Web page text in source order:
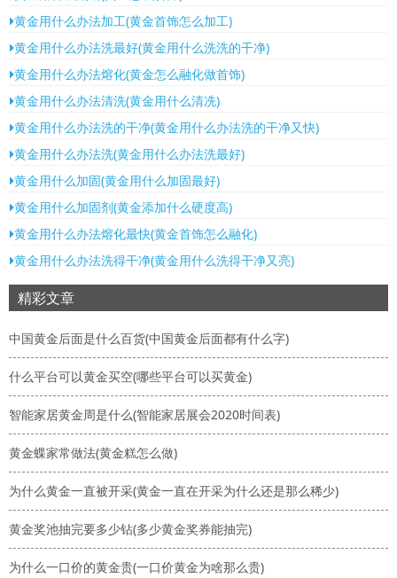
黄金用什么办法加工(黄金首饰怎么加工)
黄金用什么办法洗最好(黄金用什么洗洗的干净)
黄金用什么办法熔化(黄金怎么融化做首饰)
黄金用什么办法清洗(黄金用什么清冼)
黄金用什么办法洗的干净(黄金用什么办法洗的干净又快)
黄金用什么办法洗(黄金用什么办法洗最好)
黄金用什么加固(黄金用什么加固最好)
黄金用什么加固剂(黄金添加什么硬度高)
黄金用什么办法熔化最快(黄金首饰怎么融化)
黄金用什么办法洗得干净(黄金用什么洗得干净又亮)
精彩文章
中国黄金后面是什么百货(中国黄金后面都有什么字)
什么平台可以黄金买空(哪些平台可以买黄金)
智能家居黄金周是什么(智能家居展会2020时间表)
黄金蝶家常做法(黄金糕怎么做)
为什么黄金一直被开采(黄金一直在开采为什么还是那么稀少)
黄金奖池抽完要多少钻(多少黄金奖券能抽完)
为什么一口价的黄金贵(一口价黄金为啥那么贵)